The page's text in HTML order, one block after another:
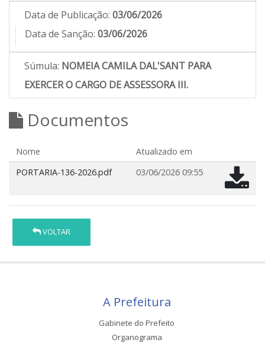
Data de Publicação: 03/06/2026
Data de Sanção: 03/06/2026
Súmula: NOMEIA CAMILA DAL'SANT PARA
EXERCER O CARGO DE ASSESSORA III.
Documentos
Nome
Atualizado em
PORTARIA-136-2026.pdf
03/06/2026 09:55
VOLTAR
A Prefeitura
Gabinete do Prefeito
Organograma